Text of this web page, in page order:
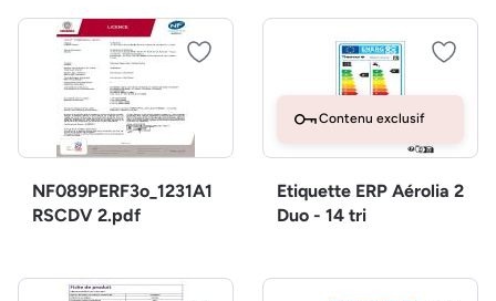
NF089PERF3o_1231A1
RSCDV 2.pdf
Contenu exclusif
Etiquette ERP Aérolia 2
Duo - 14 tri